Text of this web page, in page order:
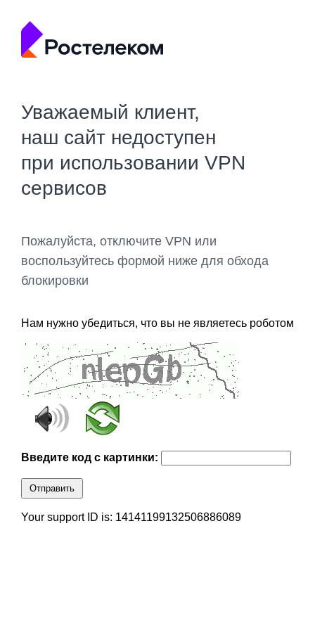
Уважаемый клиент,
наш сайт недоступен
при использовании VPN
сервисов
Пожалуйста, отключите VPN или
воспользуйтесь формой ниже для обхода
блокировки
Нам нужно убедиться, что вы не являетесь роботом
Введите код с картинки:
Отправить
Your support ID is: 14141199132506886089